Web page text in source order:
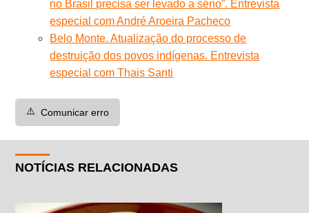
no Brasil precisa ser levado a sério”. Entrevista
especial com André Aroeira Pacheco
Belo Monte. Atualização do processo de
destruição dos povos indígenas. Entrevista
especial com Thais Santi
⚠️ Comunicar erro
NOTÍCIAS RELACIONADAS